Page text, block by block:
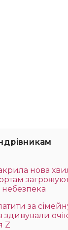
нова
небезпека
за
здивували
Z